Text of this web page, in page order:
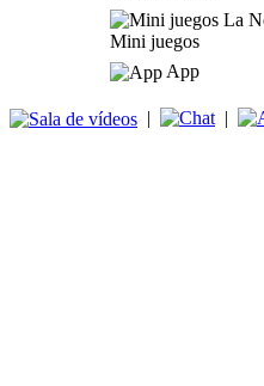
Mini juegos
App
| |